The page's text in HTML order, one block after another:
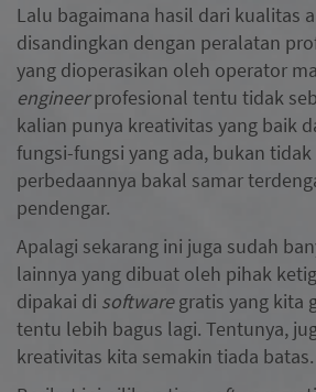
Lalu bagaimana hasil dari kualitas
disandingkan dengan peralatan
yang dioperasikan oleh operator
engineerprofesional tentu tidak
kalian punya kreativitas yang baik
fungsi-fungsi yang ada, bukan
perbedaannya bakal samar
pendengar.
Apalagi sekarang ini juga sudah
lainnya yang dibuat oleh pihak
dipakai di softwaregratis yang kita
tentu lebih bagus lagi. Tentunya,
kreativitas kita semakin tiada batas.